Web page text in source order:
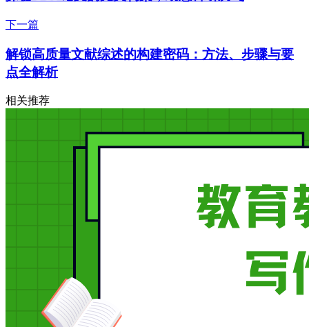
下一篇
解锁高质量文献综述的构建密码：方法、步骤与要
点全解析
相关推荐